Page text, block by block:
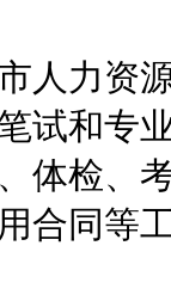
力资源
试和专
体检、
合同等